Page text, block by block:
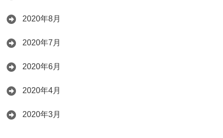
2020年8月
2020年7月
2020年6月
2020年4月
2020年3月